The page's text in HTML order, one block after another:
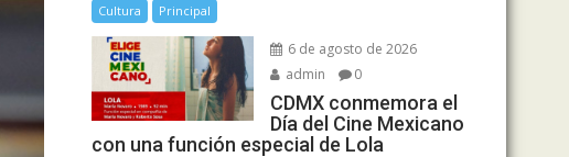
Cultura Principal
6 de agosto de 2026
admin
0
CDMX conmemora el
Día del Cine Mexicano
con una función especial de Lola